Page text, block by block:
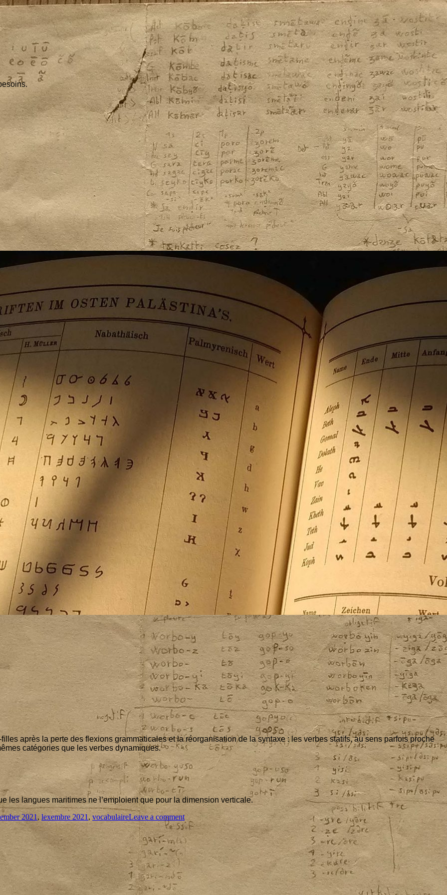
après la perte des flexions gram­ma­ti­cales et la réor­ga­ni­sa­tion de la syn­taxe : les verbes sta­tifs, au sens par­fois proche
caté­go­ries que les verbes dynamiques.
les langues mari­times ne l’emploient que pour la dimen­sion verticale.
2021 , lexembre 2021, vocabulaireLeave a commenton
Lex 21 8
*watut